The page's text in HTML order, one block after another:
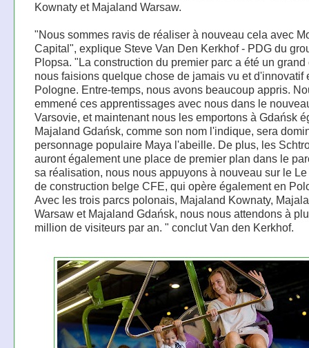
Kownaty et Majaland Warsaw.
"Nous sommes ravis de réaliser à nouveau cela avec
Capital", explique Steve Van Den Kerkhof - PDG du
Plopsa. "La construction du premier parc a été un grand
nous faisions quelque chose de jamais vu et d'innovatif
Pologne. Entre-temps, nous avons beaucoup appris.
emmené ces apprentissages avec nous dans le
Varsovie, et maintenant nous les emportons à Gdańsk
Majaland Gdańsk, comme son nom l'indique, sera
personnage populaire Maya l'abeille. De plus, les
auront également une place de premier plan dans le
sa réalisation, nous nous appuyons à nouveau sur le
de construction belge CFE, qui opère également en
Avec les trois parcs polonais, Majaland Kownaty,
Warsaw et Majaland Gdańsk, nous nous attendons à
million de visiteurs par an. " conclut Van den Kerkhof.